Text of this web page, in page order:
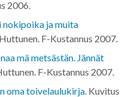
2006.
nokipoika ja muita
F-Kustannus 2007.
mä metsästän. Jännät
F-Kustannus 2007.
oma toivelaulukirja. Kuvitus